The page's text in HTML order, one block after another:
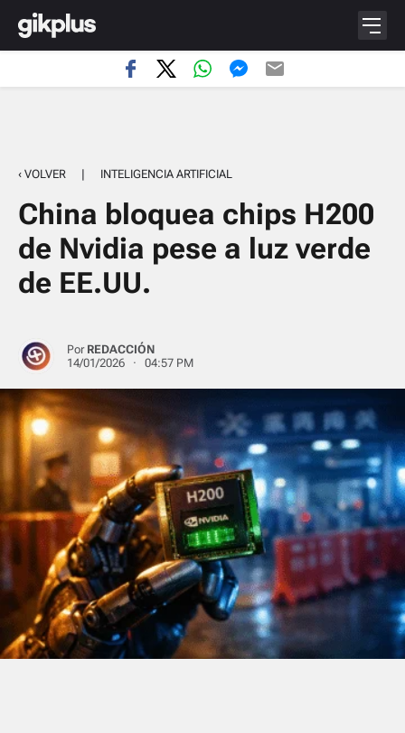
‹ VOLVER | INTELIGENCIA ARTIFICIAL
China bloquea chips H200
de Nvidia pese a luz verde
de EE.UU.
Por REDACCIÓN
14/01/2026 · 04:57 PM